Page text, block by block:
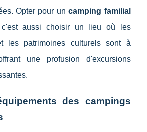
Opter pour uncamping familial
aussi choisir un lieu où les
les patrimoines culturels sont à
une profusion d'excursions
des campings